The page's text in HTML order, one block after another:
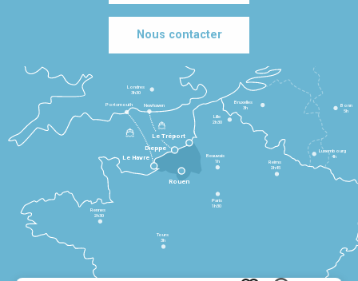
Nous contacter
Le Havre
Dieppe
Le Tréport
Rennes
2h30
Tours
3h
Paris
1h30
Beauvais
1h
Reims
2h45
Lille
2h30
Bruxelles
3h
Londres
3h30
Newhaven
Portsmouth
Bonn
5h
Luxembourg
4h
Rouen